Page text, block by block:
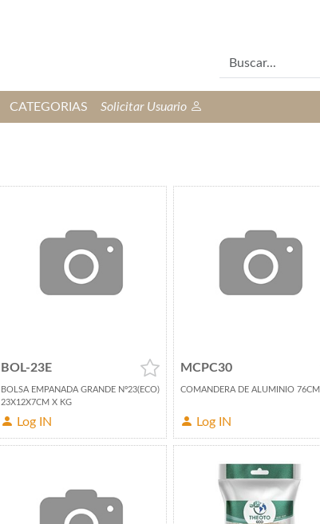
CATEGORIAS Solicitar Usuario
BOL-23E
BOLSA EMPANADA GRANDE Nº23(ECO)
23X12X7CM X KG
Log IN
MCPC30
COMANDERA DE ALUMINIO 76CM
Log IN